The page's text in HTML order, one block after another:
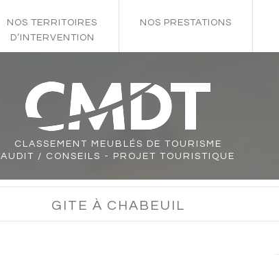
NOS TERRITOIRES
D’INTERVENTION
NOS PRESTATIONS
CLASSEMENT
MEUBLÉS DE TOURISME
AUDIT / CONSEILS - PROJET TOURISTIQUE
GITE À CHABEUIL